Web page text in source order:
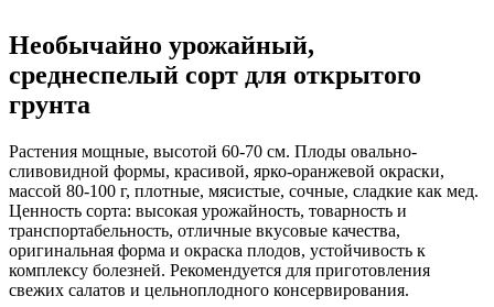
Необычайно урожайный,
среднеспелый сорт для открытого
грунта
Растения мощные, высотой 60-70 см. Плоды овально-
сливовидной формы, красивой, ярко-оранжевой окраски,
массой 80-100 г, плотные, мясистые, сочные, сладкие как мед.
Ценность сорта: высокая урожайность, товарность и
транспортабельность, отличные вкусовые качества,
оригинальная форма и окраска плодов, устойчивость к
комплексу болезней. Рекомендуется для приготовления
свежих салатов и цельноплодного консервирования.